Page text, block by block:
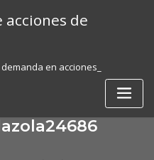
de
en acciones_